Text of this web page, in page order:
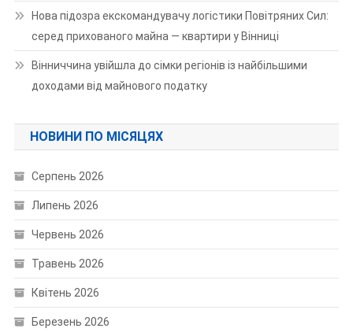
Нова підозра екскомандувачу логістики Повітряних Сил:
серед прихованого майна — квартири у Вінниці
Вінниччина увійшла до сімки регіонів із найбільшими
доходами від майнового податку
НОВИНИ ПО МІСЯЦЯХ
Серпень 2026
Липень 2026
Червень 2026
Травень 2026
Квітень 2026
Березень 2026